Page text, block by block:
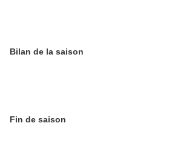
Bilan de la saison
Fin de saison